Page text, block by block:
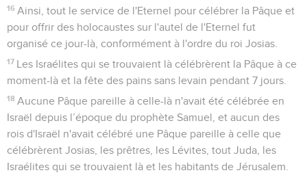
Télécharger le poster
© Le Projet Biblique